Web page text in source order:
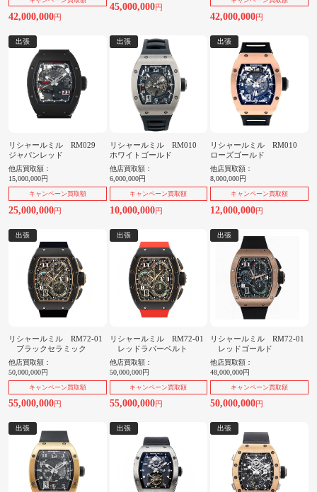
42,000,000円
45,000,000円
42,000,000円
出張
リシャールミル RM029
ジャパンレッド
他店買取額：
15,000,000円
キャンペーン買取額
25,000,000円
出張
リシャールミル RM010
ホワイトゴールド
他店買取額：
6,000,000円
キャンペーン買取額
10,000,000円
出張
リシャールミル RM010
ローズゴールド
他店買取額：
8,000,000円
キャンペーン買取額
12,000,000円
出張
リシャールミル RM72-01
ブラックセラミック
他店買取額：
50,000,000円
キャンペーン買取額
55,000,000円
出張
リシャールミル RM72-01
レッドラバーベルト
他店買取額：
50,000,000円
キャンペーン買取額
55,000,000円
出張
リシャールミル RM72-01
レッドゴールド
他店買取額：
48,000,000円
キャンペーン買取額
50,000,000円
出張 出張 出張